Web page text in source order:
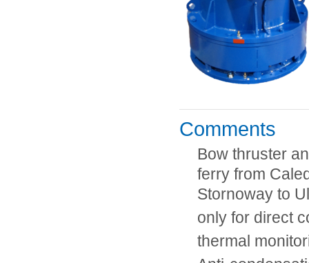
Comments
Bow thruster
ferry from
Stornoway to
only for direct
thermal